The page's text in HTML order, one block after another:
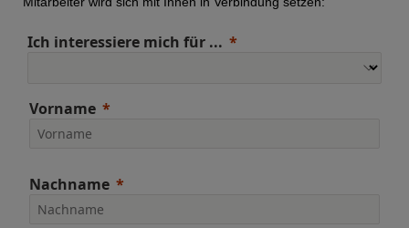
Ich interessiere mich für ...
Vorname
Nachname